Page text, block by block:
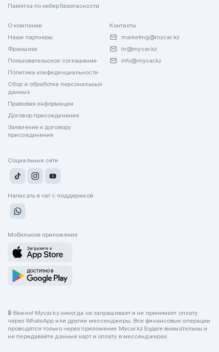
Памятка по кибербезопасности
О компании
Наши партнеры
Франшиза
Пользовательское соглашение
Политика конфиденциальности
Сбор и обработка персональных
данных
Правовая информация
Договор присоединения
Заявление к договору
присоединения
Контакты
marketing@mycar.kz
hr@mycar.kz
info@mycar.kz
Социальные сети
Написать в чат с поддержкой
Мобильное приложение
🔒 Важно! Mycar.kz никогда не запрашивает и не принимает оплату
через WhatsApp или другие мессенджеры. Все финансовые операции
проводятся только через приложение Mycar.kz Будьте внимательны и
не передавайте данные карт и оплату в мессенджерах.